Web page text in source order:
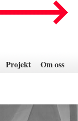
Projekt Om oss